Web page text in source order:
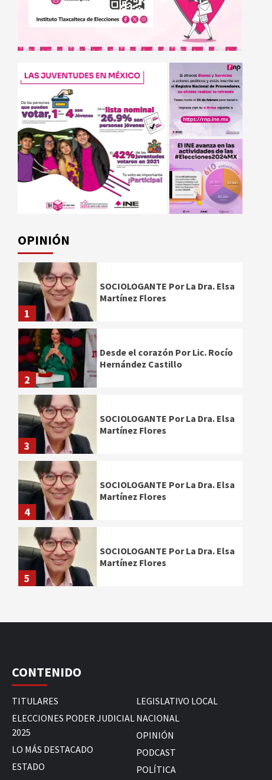
OPINIÓN
1
SOCIOLOGANTE Por La Dra. Elsa
Martínez Flores
2
Desde el corazón Por Lic. Rocío
Hernández Castillo
3
SOCIOLOGANTE Por La Dra. Elsa
Martínez Flores
4
SOCIOLOGANTE Por La Dra. Elsa
Martínez Flores
5
SOCIOLOGANTE Por La Dra. Elsa
Martínez Flores
CONTENIDO
TITULARES
ELECCIONES PODER JUDICIAL
2025
LO MÁS DESTACADO
ESTADO
LEGISLATIVO LOCAL
NACIONAL
OPINIÓN
PODCAST
POLÍTICA